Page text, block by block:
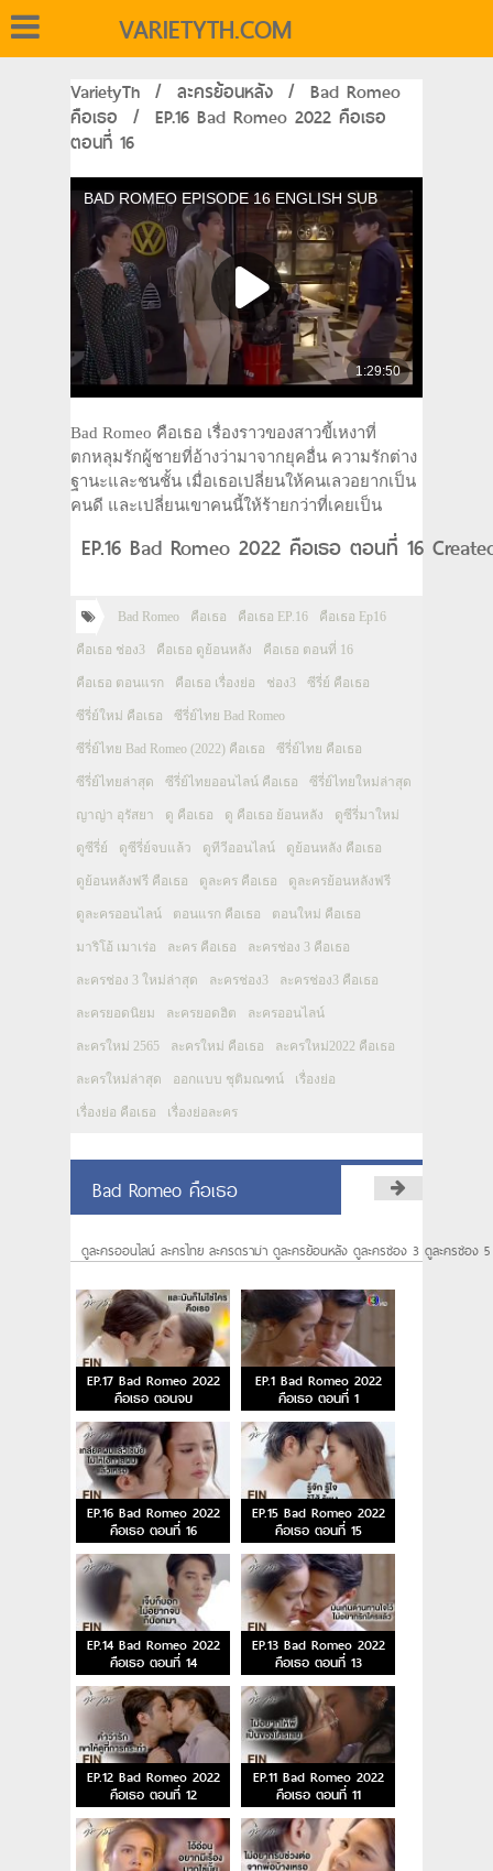
VARIETYTH.COM
VarietyTh / ละครย้อนหลัง / Bad Romeo
คือเธอ / EP.16 Bad Romeo 2022 คือเธอ
ตอนที่ 16
Bad Romeo คือเธอ เรื่องราวของสาวขี้เหงาที่
ตกหลุมรักผู้ชายที่อ้างว่ามาจากยุคอื่น ความรักต่าง
ฐานะและชนชั้น เมื่อเธอเปลี่ยนให้คนเลวอยากเป็น
คนดี และเปลี่ยนเขาคนนี้ให้ร้ายกว่าที่เคยเป็น
EP.16 Bad Romeo 2022 คือเธอ ตอนที่ 16
Bad Romeo คือเธอ คือเธอ EP.16 คือเธอ Ep16
คือเธอ ช่อง3 คือเธอ ดูย้อนหลัง คือเธอ ตอนที่ 16
คือเธอ ตอนแรก คือเธอ เรื่องย่อ ช่อง3 ซีรี่ย์ คือเธอ
ซีรี่ย์ใหม่ คือเธอ ซีรี่ย์ไทย Bad Romeo
ซีรี่ย์ไทย Bad Romeo (2022) คือเธอ ซีรี่ย์ไทย คือเธอ
ซีรี่ย์ไทยล่าสุด ซีรี่ย์ไทยออนไลน์ คือเธอ ซีรี่ย์ไทยใหม่ล่าสุด
ญาญ่า อุรัสยา ดู คือเธอ ดู คือเธอ ย้อนหลัง ดูซีรี่มาใหม่
ดูซีรี่ย์ ดูซีรี่ย์จบแล้ว ดูทีวีออนไลน์ ดูย้อนหลัง คือเธอ
ดูย้อนหลังฟรี คือเธอ ดูละคร คือเธอ ดูละครย้อนหลังฟรี
ดูละครออนไลน์ ตอนแรก คือเธอ ตอนใหม่ คือเธอ
มาริโอ้ เมาเร่อ ละคร คือเธอ ละครช่อง 3 คือเธอ
ละครช่อง 3 ใหม่ล่าสุด ละครช่อง3 ละครช่อง3 คือเธอ
ละครยอดนิยม ละครยอดฮิต ละครออนไลน์
ละครใหม่ 2565 ละครใหม่ คือเธอ ละครใหม่2022 คือเธอ
ละครใหม่ล่าสุด ออกแบบ ชุติมณฑน์ เรื่องย่อ
เรื่องย่อ คือเธอ เรื่องย่อละคร
Bad Romeo คือเธอ
ดูละครออนไลน์ ละครไทย ละครดราม่า ดูละครย้อนหลัง ดูละครช่อง 3 ดูละครช่อง
EP.17 Bad Romeo 2022
คือเธอ ตอนจบ
EP.1 Bad Romeo 2022
คือเธอ ตอนที่ 1
EP.16 Bad Romeo 2022
คือเธอ ตอนที่ 16
EP.15 Bad Romeo 2022
คือเธอ ตอนที่ 15
EP.14 Bad Romeo 2022
คือเธอ ตอนที่ 14
EP.13 Bad Romeo 2022
คือเธอ ตอนที่ 13
EP.12 Bad Romeo 2022
คือเธอ ตอนที่ 12
EP.11 Bad Romeo 2022
คือเธอ ตอนที่ 11